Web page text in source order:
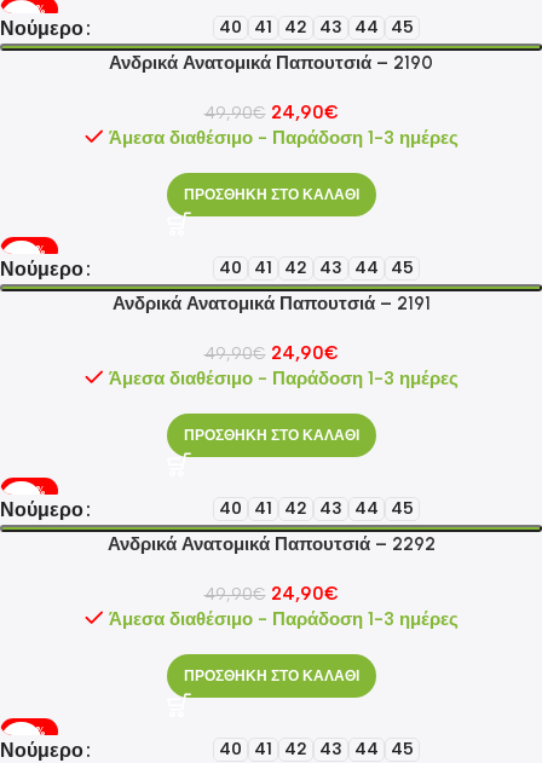
-50%
Νούμερο 40 41 42 43 44 45
Ανδρικά Ανατομικά Παπουτσιά – 2190
49,90€ 24,90€
Άμεσα διαθέσιμο - Παράδοση 1-3 ημέρες
ΠΡΟΣΘΗΚΗ ΣΤΟ ΚΑΛΑΘΙ
-50%
Νούμερο 40 41 42 43 44 45
Ανδρικά Ανατομικά Παπουτσιά – 2191
49,90€ 24,90€
Άμεσα διαθέσιμο - Παράδοση 1-3 ημέρες
ΠΡΟΣΘΗΚΗ ΣΤΟ ΚΑΛΑΘΙ
-50%
Νούμερο 40 41 42 43 44 45
Ανδρικά Ανατομικά Παπουτσιά – 2292
49,90€ 24,90€
Άμεσα διαθέσιμο - Παράδοση 1-3 ημέρες
ΠΡΟΣΘΗΚΗ ΣΤΟ ΚΑΛΑΘΙ
-50%
Νούμερο 40 41 42 43 44 45